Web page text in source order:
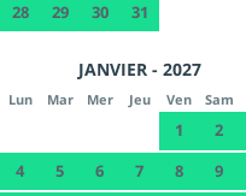
28
29 30 31
JANVIER - 2027
Lun Mar Mer Jeu Ven Sam
1 2
4
5 6 7 8 9